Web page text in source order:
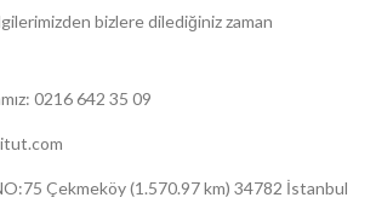
bizlere dilediğiniz zaman
0216 642 35 09
Çekmeköy (1.570.97 km) 34782 İstanbul